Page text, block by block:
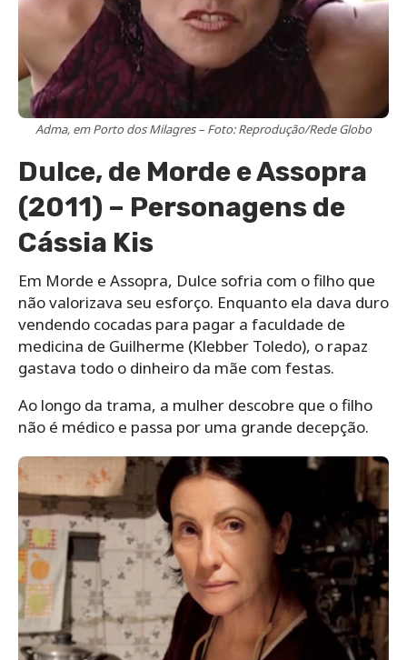
Adma, em Porto dos Milagres – Foto: Reprodução/Rede Globo
Dulce, de Morde e Assopra
(2011) – Personagens de
Cássia Kis
Em Morde e Assopra, Dulce sofria com o filho que
não valorizava seu esforço. Enquanto ela dava duro
vendendo cocadas para pagar a faculdade de
medicina de Guilherme (Klebber Toledo), o rapaz
gastava todo o dinheiro da mãe com festas.
Ao longo da trama, a mulher descobre que o filho
não é médico e passa por uma grande decepção.